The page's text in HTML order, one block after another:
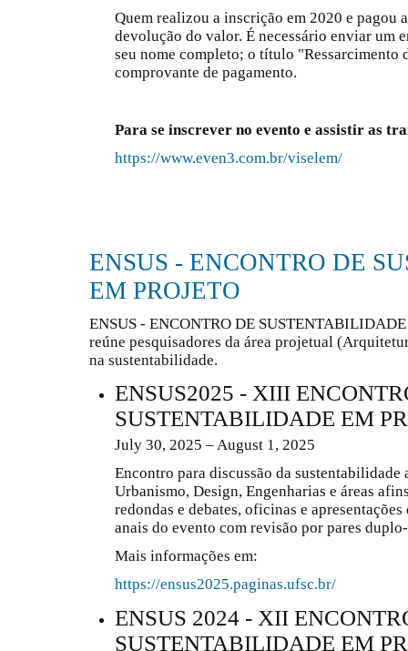
Quem realizou a inscrição em 2020 e pagou
devolução do valor. É necessário enviar um
seu nome completo; o título "Ressarcimento
comprovante de pagamento.
Para se inscrever no evento e assistir as
https://www.even3.com.br/viselem/
ENSUS - ENCONTRO DE
EM PROJETO
ENSUS - ENCONTRO DE
reúne pesquisadores da área projetual
na sustentabilidade.
ENSUS2025 - XIII
SUSTENTABILIDADE EM
July 30, 2025 – August 1, 2025
Encontro para discussão da
Urbanismo, Design, Engenharias e áreas
redondas e debates, oficinas e
anais do evento com revisão por pares
Mais informações em:
https://ensus2025.paginas.ufsc.br/
ENSUS 2024 - XII
SUSTENTABILIDADE EM